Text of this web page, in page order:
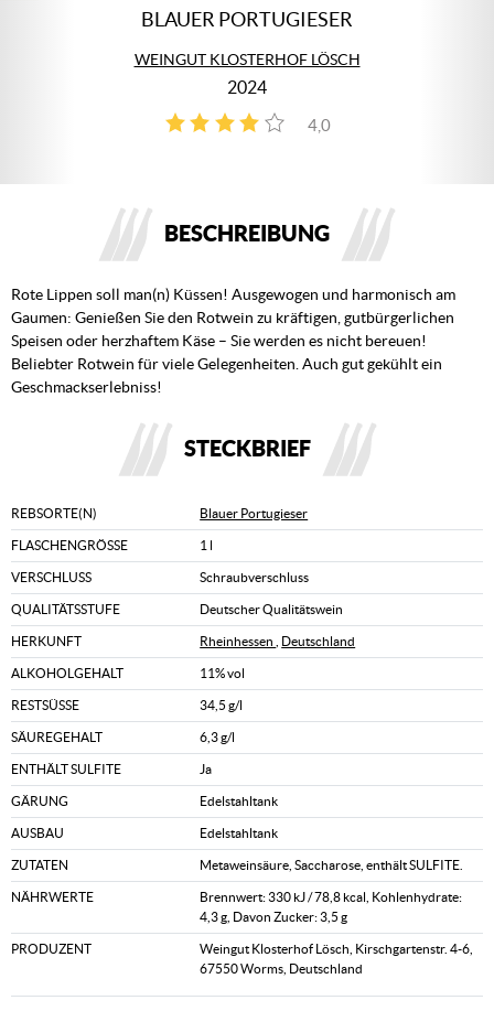
BLAUER PORTUGIESER
WEINGUT KLOSTERHOF LÖSCH
2024
4,0
4
BESCHREIBUNG
Rote Lippen soll man(n) Küssen! Ausgewogen und harmonisch am
Gaumen: Genießen Sie den Rotwein zu kräftigen, gutbürgerlichen
Speisen oder herzhaftem Käse – Sie werden es nicht bereuen!
Beliebter Rotwein für viele Gelegenheiten. Auch gut gekühlt ein
Geschmackserlebniss!
STECKBRIEF
REBSORTE(N) Blauer Portugieser
FLASCHENGRÖSSE 1 l
VERSCHLUSS Schraubverschluss
QUALITÄTSSTUFE Deutscher Qualitätswein
HERKUNFT Rheinhessen Deutschland
ALKOHOLGEHALT 11% vol
RESTSÜSSE 34,5 g/l
SÄUREGEHALT 6,3 g/l
ENTHÄLT SULFITE Ja
GÄRUNG Edelstahltank
AUSBAU Edelstahltank
ZUTATEN Metaweinsäure, Saccharose, enthält SULFITE.
NÄHRWERTE
Brennwert: 330 kJ / 78,8 kcal, Kohlenhydrate:
4,3 g, Davon Zucker: 3,5 g
PRODUZENT
Weingut Klosterhof Lösch, Kirschgartenstr. 4-6,
67550 Worms, Deutschland